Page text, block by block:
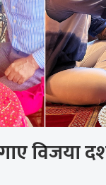
विजया